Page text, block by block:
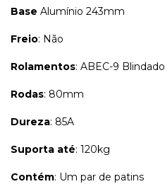
Base Alumínio 243mm
Freio: Não
Rolamentos: ABEC-9 Blindado
Rodas: 80mm
Dureza: 85A
Suporta até: 120kg
Contém: Um par de patins